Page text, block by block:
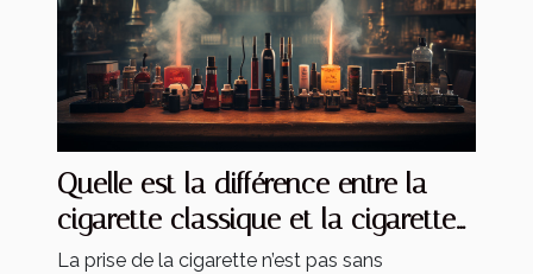
Quelle est la différence entre la
cigarette classique et la cigarette
électronique ?
La prise de la cigarette n’est pas sans